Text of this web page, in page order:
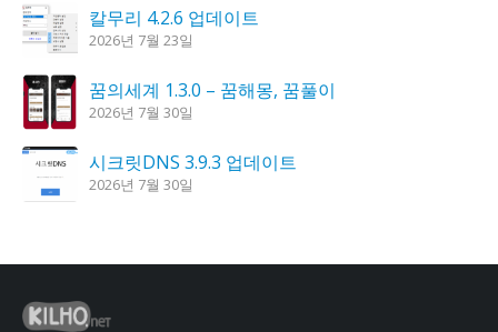
칼무리 4.2.6 업데이트
2026년 7월 23일
꿈의세계 1.3.0 – 꿈해몽, 꿈풀이
2026년 7월 30일
시크릿DNS 3.9.3 업데이트
2026년 7월 30일
도깨비 촛불 1.6.0 업데이트